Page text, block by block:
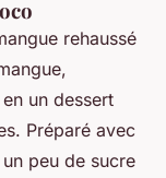
rehaussé
un dessert
Préparé avec
peu de sucre